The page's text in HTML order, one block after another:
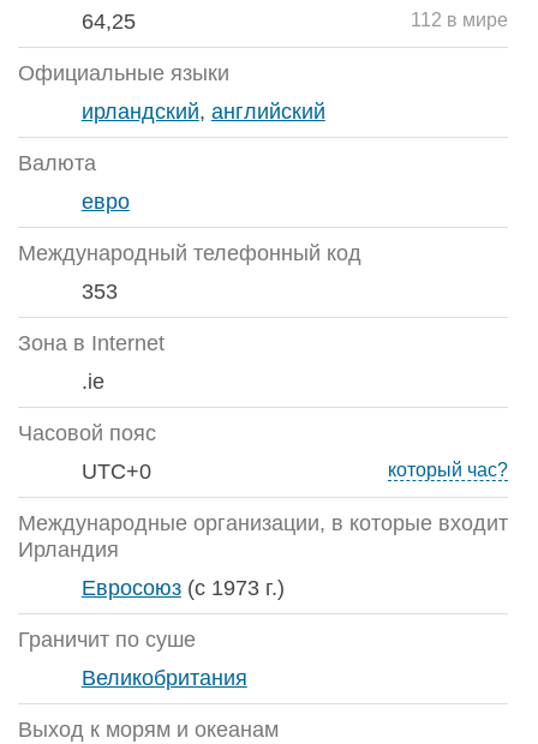
112 в мире
64,25
Официальные языки
ирландский, английский
Валюта
евро
Международный телефонный код
353
Зона в Internet
.ie
Часовой пояс
который час?
UTC+0
Международные организации, в которые входит
Ирландия
Евросоюз(с 1973 г.)
Граничит по суше
Великобритания
Выход к морям и океанам